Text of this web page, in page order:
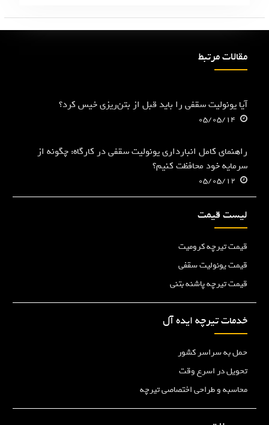
مقالات مرتبط
آیا یونولیت سقفی را باید قبل از بتن‌ریزی خیس کرد؟
05/05/14
راهنمای کامل انبارداری یونولیت سقفی در کارگاه: چگونه از
سرمایه خود محافظت کنیم؟
05/05/12
لیست قیمت
قیمت تیرچه کرومیت
قیمت یونولیت سقفی
قیمت تیرچه پاشنه بتنی
خدمات تیرچه ایده آل
حمل به سراسر کشور
تحویل در اسرع وقت
محاسبه و طراحی اختصاصی تیرچه